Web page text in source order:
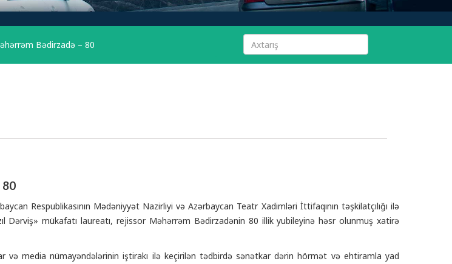
Bədirzadə – 80
Respublikasının Mədəniyyət Nazirliyi və Azərbaycan Teatr Xadimləri İttifaqının təşkilatçılığı ilə
Dərviş» mükafatı laureatı, rejissor Məhərrəm Bədirzadənin 80 illik yubileyinə həsr olunmuş xatirə
və media nümayəndələrinin iştirakı ilə keçirilən tədbirdə sənətkar dərin hörmət və ehtiramla yad